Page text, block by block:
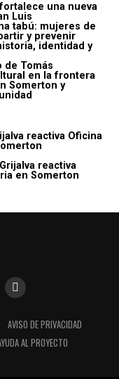
una nueva
Luis
tabú: mujeres de
y prevenir
identidad y
de Tomás
en la frontera
Somerton y
reactiva Oficina
reactiva
en Somerton
AVISO DE PRIVACIDAD
AL PROYECTO